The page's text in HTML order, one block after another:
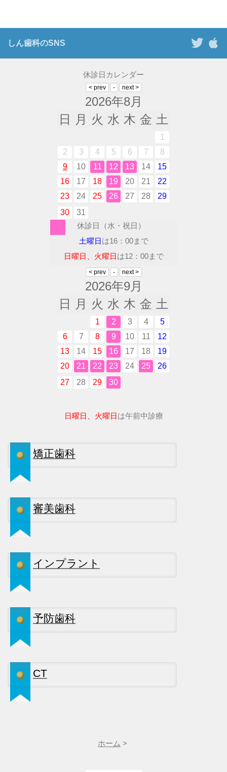
しん歯科のSNS
休診日カレンダー
2026年8月
日
月 火 水 木 金 土
1
2
3 4 5 6 7
8
9
10 11 12 13 14
15
16
17 18 19 20 21
22
23
24 25 26 27 28
29
30
31
休診日（水・祝日）
土曜日は16：00まで
日曜日、火曜日は12：00まで
2026年9月
日
月 火 水 木 金 土
1 2 3 4
5
6
7 8 9 10 11
12
13
14 15 16 17 18
19
20
21 22 23 24 25
26
27
28 29 30
日曜日、火曜日は午前中診療
矯正歯科
審美歯科
インプラント
予防歯科
CT
ホーム >